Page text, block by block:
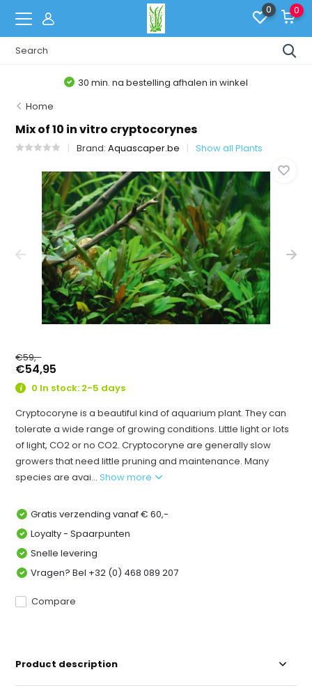
0 0
30 min. na bestelling afhalen in winkel
Home
Mix of 10 in vitro cryptocorynes
Brand:Aquascaper.be Show all Plants
€59,-
€54,95
0 In stock: 2-5 days
Cryptocoryne is a beautiful kind of aquarium plant. They can
tolerate a wide range of growing conditions. Little light or lots
of light, CO2 or no CO2. Cryptocoryne are generally slow
growers that need little pruning and maintenance. Many
species are avai...Show more
Gratis verzending vanaf € 60,-
Loyalty - Spaarpunten
Snelle levering
Vragen? Bel +32 (0) 468 089 207
Compare
Product description